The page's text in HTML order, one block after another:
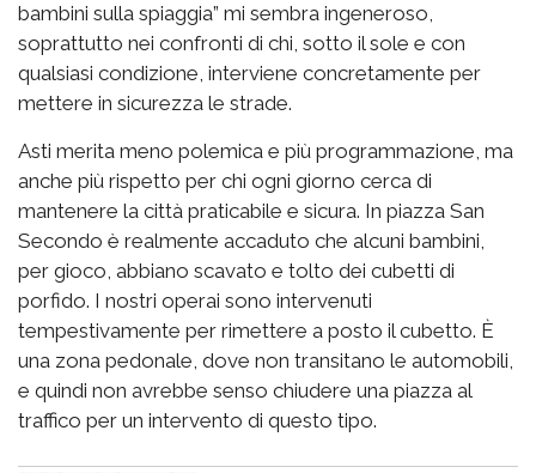
bambini sulla spiaggia” mi sembra ingeneroso,
soprattutto nei confronti di chi, sotto il sole e con
qualsiasi condizione, interviene concretamente per
mettere in sicurezza le strade.
Asti merita meno polemica e più programmazione, ma
anche più rispetto per chi ogni giorno cerca di
mantenere la città praticabile e sicura. In piazza San
Secondo è realmente accaduto che alcuni bambini,
per gioco, abbiano scavato e tolto dei cubetti di
porfido. I nostri operai sono intervenuti
tempestivamente per rimettere a posto il cubetto. È
una zona pedonale, dove non transitano le automobili,
e quindi non avrebbe senso chiudere una piazza al
traffico per un intervento di questo tipo.